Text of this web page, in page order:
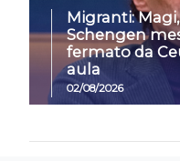
Migranti:
Schengen
fermato da
aula
02/08/2026